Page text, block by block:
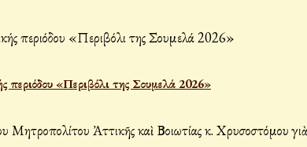
«Περιβόλι της Σουμελά 2026»